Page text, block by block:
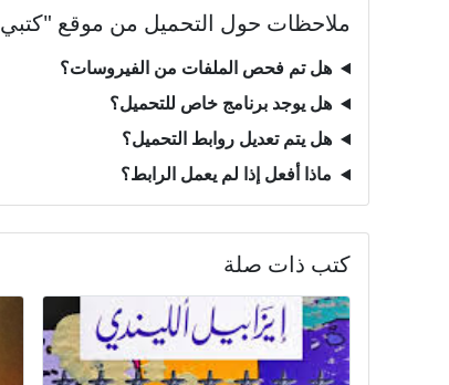
ملاحظات حول التحميل من موقع "كتبي PDF"
هل تم فحص الملفات من الفيروسات؟
هل يوجد برنامج خاص للتحميل؟
هل يتم تعديل روابط التحميل؟
ماذا أفعل إذا لم يعمل الرابط؟
كتب ذات صلة